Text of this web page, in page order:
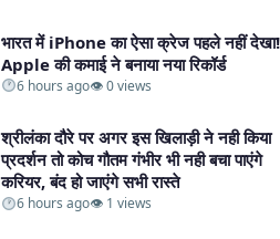
भारत में iPhone का ऐसा क्रेज पहले नहीं देखा!
Apple की कमाई ने बनाया नया रिकॉर्ड​
6 hours ago👁 0 views
श्रीलंका दौरे पर अगर इस खिलाड़ी ने नही किया
प्रदर्शन तो कोच गौतम गंभीर भी नही बचा पाएंगे
करियर, बंद हो जाएंगे सभी रास्ते​
6 hours ago👁 1 views